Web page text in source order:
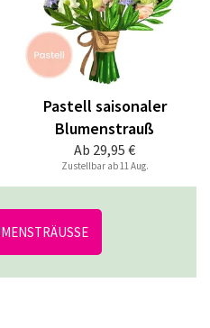
Ab 29,95 €
Pastell saisonaler
Blumenstrauß
Zustellbar ab 11 Aug.